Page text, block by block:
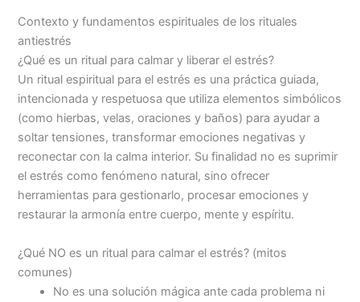
Contexto y fundamentos espirituales de los rituales
antiestrés
¿Qué es un ritual para calmar y liberar el estrés?
Un ritual espiritual para el estrés es una práctica guiada,
intencionada y respetuosa que utiliza elementos simbólicos
(como hierbas, velas, oraciones y baños) para ayudar a
soltar tensiones, transformar emociones negativas y
reconectar con la calma interior. Su finalidad no es suprimir
el estrés como fenómeno natural, sino ofrecer
herramientas para gestionarlo, procesar emociones y
restaurar la armonía entre cuerpo, mente y espíritu.
¿Qué NO es un ritual para calmar el estrés? (mitos
comunes)
No es una solución mágica ante cada problema ni